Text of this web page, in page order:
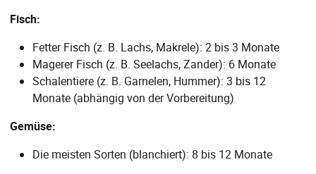
Fisch:
Fetter Fisch (z. B. Lachs, Makrele): 2 bis 3 Monate
Magerer Fisch (z. B. Seelachs, Zander): 6 Monate
Schalentiere (z. B. Garnelen, Hummer): 3 bis 12
Monate (abhängig von der Vorbereitung)
Gemüse:
Die meisten Sorten (blanchiert): 8 bis 12 Monate